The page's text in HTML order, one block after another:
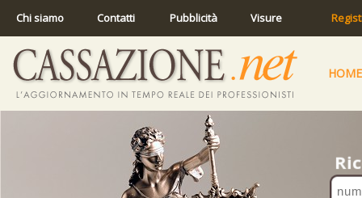
Chi siamo Contatti Pubblicità Visure
HOME